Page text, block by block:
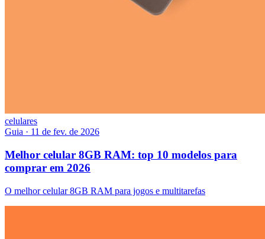
celulares
Guia · 11 de fev. de 2026
Melhor celular 8GB RAM: top 10 modelos para
comprar em 2026
O melhor celular 8GB RAM para jogos e multitarefas